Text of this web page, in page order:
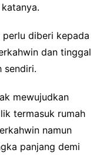
perlu diberi kepada
dan tinggal
sendiri.
mewujudkan
termasuk rumah
namun
panjang demi